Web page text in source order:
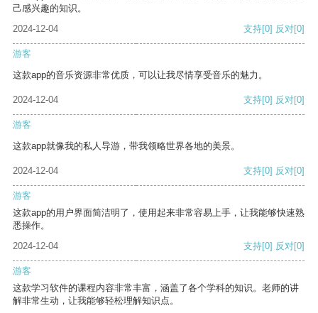
己感兴趣的知识。
2024-12-04
支持[0] 反对[0]
游客
这款app的音乐资源非常优质，可以让我尽情享受音乐的魅力。
2024-12-04 支持[0] 反对[0]
游客
这款app就像我的私人导游，带我领略世界各地的美景。
2024-12-04 支持[0] 反对[0]
游客
这款app的用户界面简洁明了，使用起来非常容易上手，让我能够快速熟
悉操作。
2024-12-04
支持[0] 反对[0]
游客
这款学习软件的课程内容非常丰富，涵盖了各个学科的知识。老师的讲
解非常生动，让我能够轻松理解知识点。